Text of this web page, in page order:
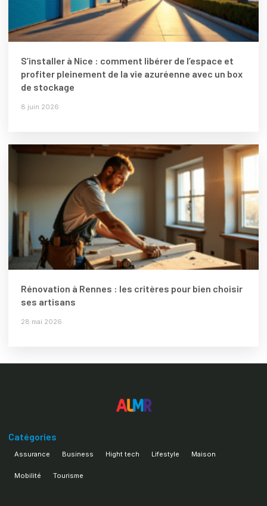
S’installer à Nice : comment libérer de l’espace et
profiter pleinement de la vie azuréenne avec un box
de stockage
8 juin 2026
Rénovation à Rennes : les critères pour bien choisir
ses artisans
28 mai 2026
Catégories
Assurance Business Hight tech Lifestyle Maison
Mobilité Tourisme